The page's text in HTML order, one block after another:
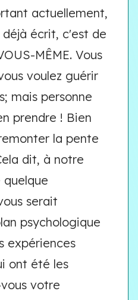
actuellement,
déjà écrit, c'est de
MÊME. Vous
voulez guérir
mais personne
prendre ! Bien
la pente
dit, à notre
quelque
serait
psychologique
expériences
ont été les
votre